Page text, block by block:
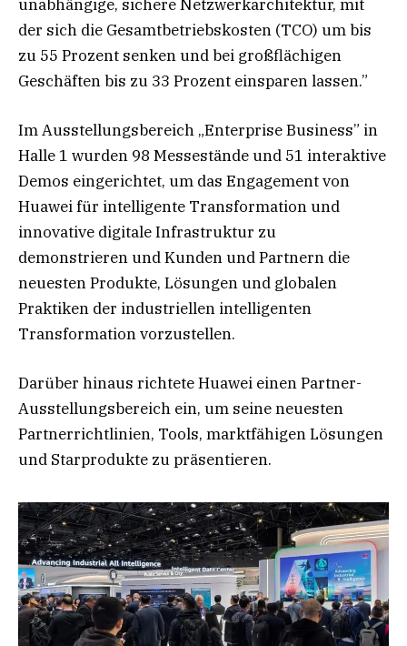
unabhängige, sichere Netzwerkarchitektur, mit
der sich die Gesamtbetriebskosten (TCO) um bis
zu 55 Prozent senken und bei großflächigen
Geschäften bis zu 33 Prozent einsparen lassen.”
Im Ausstellungsbereich „Enterprise Business” in
Halle 1 wurden 98 Messestände und 51 interaktive
Demos eingerichtet, um das Engagement von
Huawei für intelligente Transformation und
innovative digitale Infrastruktur zu
demonstrieren und Kunden und Partnern die
neuesten Produkte, Lösungen und globalen
Praktiken der industriellen intelligenten
Transformation vorzustellen.
Darüber hinaus richtete Huawei einen Partner-
Ausstellungsbereich ein, um seine neuesten
Partnerrichtlinien, Tools, marktfähigen Lösungen
und Starprodukte zu präsentieren.